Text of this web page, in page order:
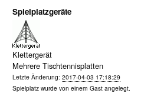
Spielplatzgeräte
Klettergerät
Mehrere Tischtennisplatten
Letzte Änderung: 2017-04-03 17:18:29
Spielplatz wurde von einem Gast angelegt.